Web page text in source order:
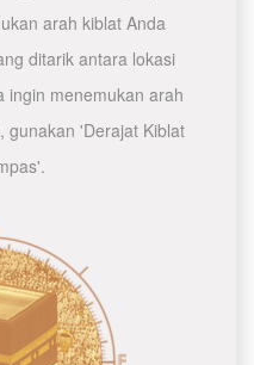
arah kiblat Anda
ditarik antara lokasi
ingin menemukan arah
gunakan 'Derajat Kiblat